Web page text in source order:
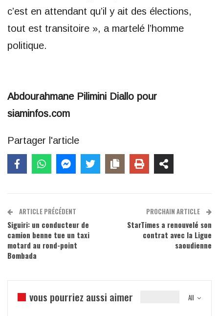
c’est en attendant qu’il y ait des élections,
tout est transitoire », a martelé l’homme
politique.
Abdourahmane Pilimini Diallo pour
siaminfos.com
Partager l'article
ARTICLE PRÉCÉDENT
Siguiri: un conducteur de
camion benne tue un taxi
motard au rond-point
Bombada
PROCHAIN ARTICLE
StarTimes a renouvelé son
contrat avec la Ligue
saoudienne
All
vous pourriez aussi aimer